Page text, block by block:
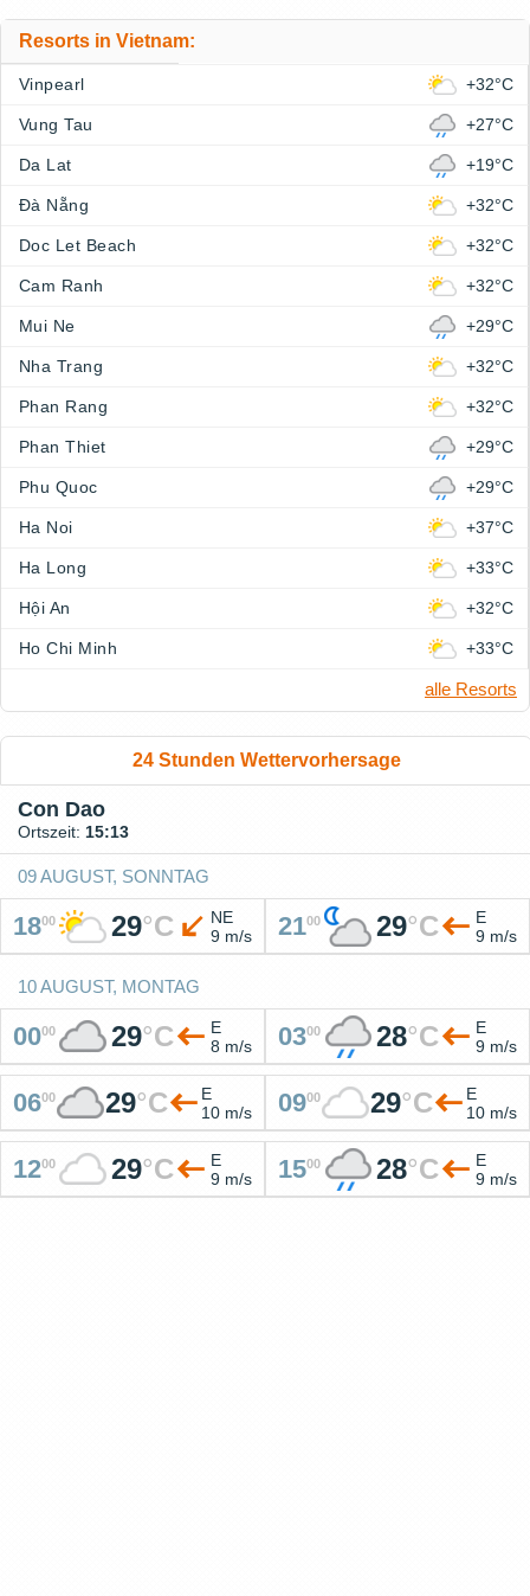
Resorts in Vietnam:
Vinpearl +32°C
Vung Tau +27°C
Da Lat +19°C
Đà Nẵng +32°C
Doc Let Beach +32°C
Cam Ranh +32°C
Mui Ne +29°C
Nha Trang +32°C
Phan Rang +32°C
Phan Thiet +29°C
Phu Quoc +29°C
Ha Noi +37°C
Ha Long +33°C
Hội An +32°C
Ho Chi Minh +33°C
alle Resorts
24 Stunden Wettervorhersage
Con Dao
Ortszeit: 15:13
09 AUGUST, SONNTAG
1800 29°C
NE
9 m/s
2100 29°C
E
9 m/s
10 AUGUST, MONTAG
0000 29°C
E
8 m/s
0300 28°C
E
9 m/s
0600 29°C
E
10 m/s
0900 29°C
E
10 m/s
1200 29°C
E
9 m/s
1500 28°C
E
9 m/s